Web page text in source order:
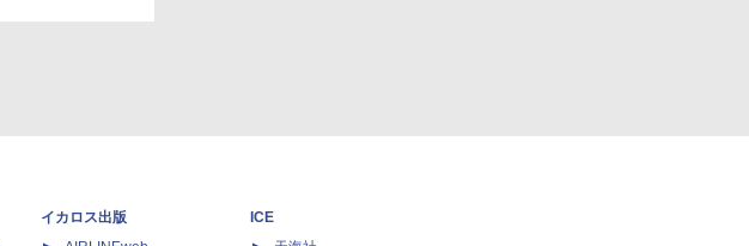
イカロス出版
ICE